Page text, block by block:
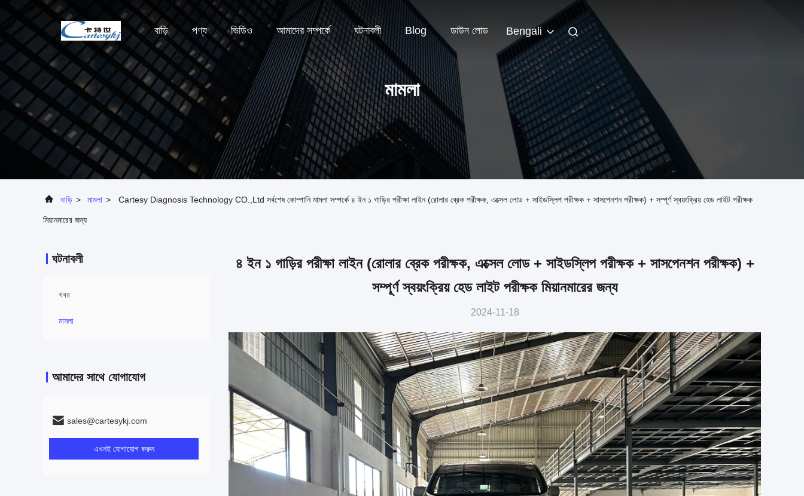
বাড়ি পণ্য ভিডিও আমাদের সম্পর্কে ঘটনাবলী Blog ডাউন লোড Bengali
মামলা
বাড়ি > মামলা > Cartesy Diagnosis Technology CO.,Ltd সর্বশেষ কোম্পানি মামলা সম্পর্কে ৪ ইন ১ গাড়ির পরীক্ষা লাইন (রোলার ব্রেক পরীক্ষক, এক্সেল লোড + সাইডস্লিপ পরীক্ষক + সাসপেনশন পরীক্ষক) + সম্পূর্ণ স্বয়ংক্রিয় হেড লাইট পরীক্ষক
মিয়ানমারের জন্য
ঘটনাবলী
খবর
মামলা
আমাদের সাথে যোগাযোগ
sales@cartesykj.com
এখনই যোগাযোগ করুন
৪ ইন ১ গাড়ির পরীক্ষা লাইন (রোলার ব্রেক পরীক্ষক, এক্সেল লোড + সাইডস্লিপ পরীক্ষক + সাসপেনশন পরীক্ষক) +
সম্পূর্ণ স্বয়ংক্রিয় হেড লাইট পরীক্ষক মিয়ানমারের জন্য
2024-11-18